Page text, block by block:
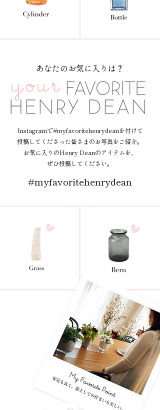
あなたのお気に入りは？
Instagramで#myfavoritehenrydeanを付けて
投稿してくださった皆さまのお写真をご紹介。
お気に入りのHenry Deanのアイテムを、
ぜひ投稿してください。
#myfavoritehenrydean